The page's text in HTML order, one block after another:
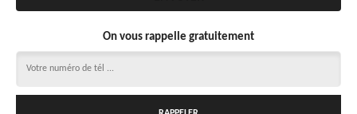
On vous rappelle gratuitement